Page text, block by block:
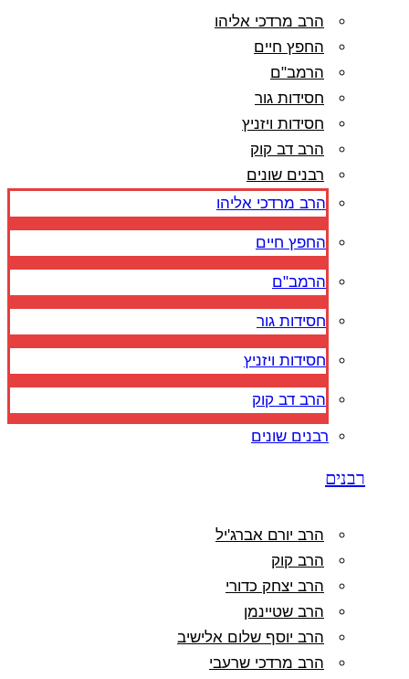
הרב מרדכי אליהו
החפץ חיים
הרמב"ם
חסידות גור
חסידות ויזניץ
הרב דב קוק
רבנים שונים
הרב מרדכי אליהו
החפץ חיים
הרמב"ם
חסידות גור
חסידות ויזניץ
הרב דב קוק
רבנים שונים
רבנים
הרב יורם אברג'יל
הרב קוק
הרב יצחק כדורי
הרב שטיינמן
הרב יוסף שלום אלישיב
הרב מרדכי שרעבי